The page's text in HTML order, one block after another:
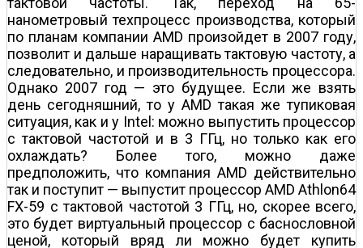
нанометровый техпроцесс производства, который
по планам компании AMD произойдет в 2007 году,
позволит и дальше наращивать тактовую частоту, а
следовательно, и производительность процессора.
Однако 2007 год — это будущее. Если же взять
день сегодняшний, то у AMD такая же тупиковая
ситуация, как и у Intel: можно выпустить процессор
с тактовой частотой и в 3 ГГц, но только как его
охлаждать? Более того, можно даже
предположить, что компания AMD действительно
так и поступит — выпустит процессор AMD Athlon64
FX-59 с тактовой частотой 3 ГГц, но, скорее всего,
это будет виртуальный процессор с баснословной
ценой, который вряд ли можно будет купить